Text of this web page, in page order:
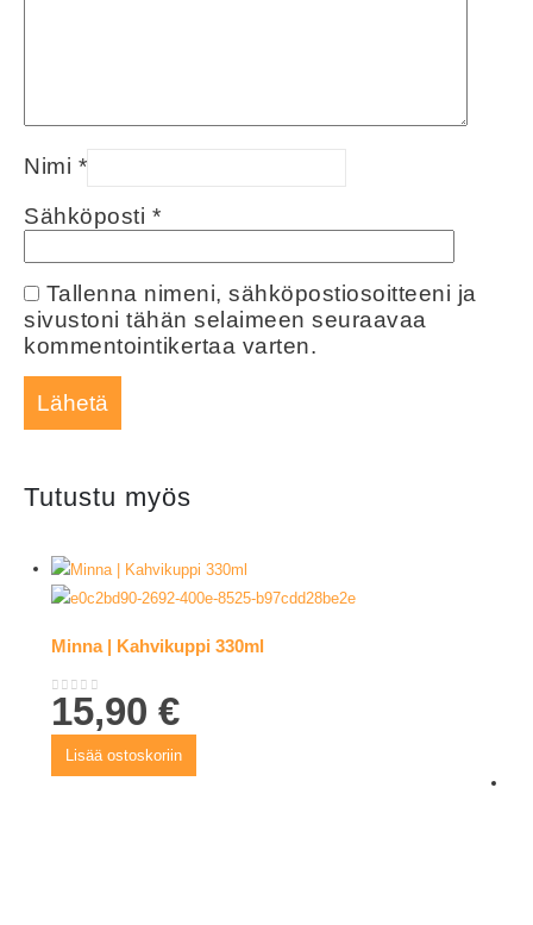
Nimi *
Sähköposti *
Tallenna nimeni, sähköpostiosoitteeni ja
sivustoni tähän selaimeen seuraavaa
kommentointikertaa varten.
Tutustu myös
Minna | Kahvikuppi 330ml
0out of 5
15,90€
Lisää ostoskoriin